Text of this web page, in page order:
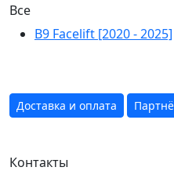
Все
B9 Facelift [2020 - 2025]
Доставка и оплата
Контакты